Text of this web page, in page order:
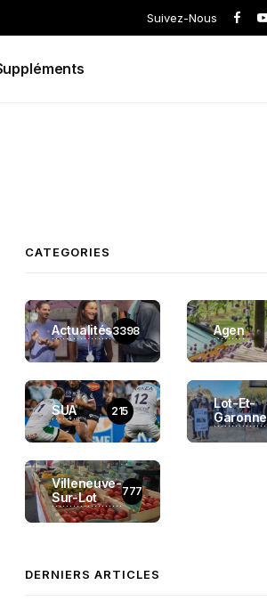
Suivez-Nous
CATEGORIES
Actualités3398 Agen
SUA 215
Lot-Et-
Garonne
Villeneuve-
Sur-Lot
777
DERNIERS ARTICLES